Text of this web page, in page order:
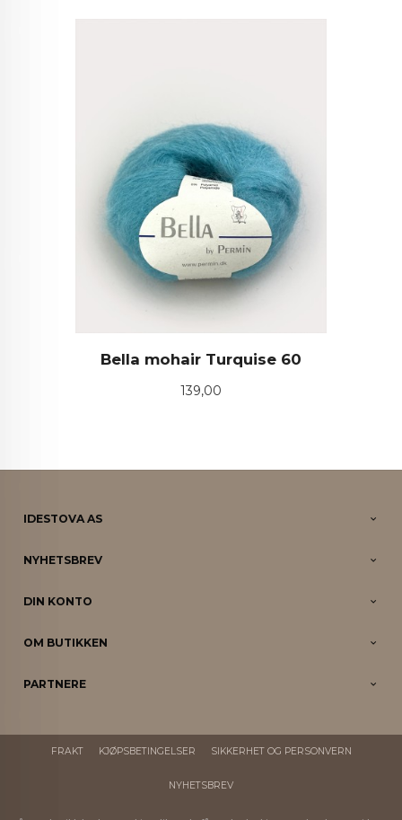
Bella mohair Turquise 60
Pris
139,00
IDESTOVA AS
NYHETSBREV
DIN KONTO
OM BUTIKKEN
PARTNERE
FRAKT KJØPSBETINGELSER SIKKERHET OG PERSONVERN
NYHETSBREV